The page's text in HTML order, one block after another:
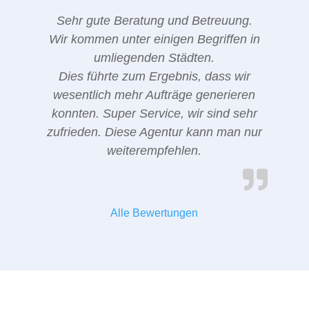
Sehr gute Beratung und Betreuung.
Wir kommen unter einigen Begriffen in
umliegenden Städten.
Dies führte zum Ergebnis, dass wir
wesentlich mehr Aufträge generieren
konnten. Super Service, wir sind sehr
zufrieden. Diese Agentur kann man nur
weiterempfehlen.
Alle Bewertungen